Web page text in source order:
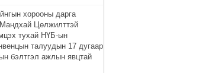
хорооны дарга
Цөлжилттэй
тухай НҮБ-ын
талуудын 17 дугаар
бэлтгэл ажлын явцтай